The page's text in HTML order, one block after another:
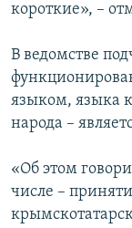
короткие», –
В ведомстве
языком, языка
народа –
«Об этом
числе –